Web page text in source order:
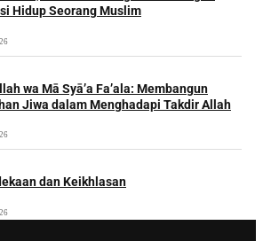
Hidup Seorang Muslim
wa Mā Syā’a Fa’ala: Membangun
Jiwa dalam Menghadapi Takdir Allah
dan Keikhlasan